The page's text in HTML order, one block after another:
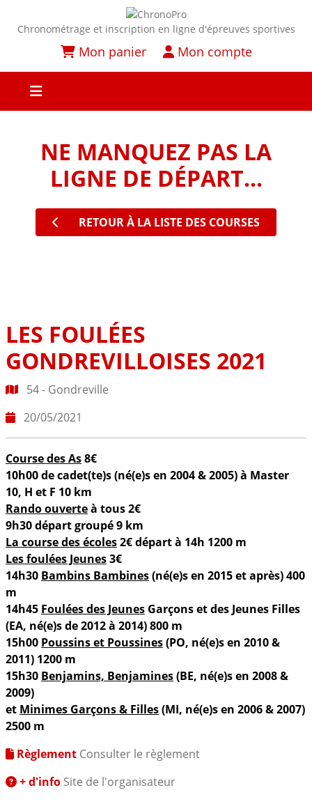
Chronométrage et inscription en ligne d'épreuves sportives
Mon panier Mon compte
NE MANQUEZ PAS LA
LIGNE DE DÉPART...
RETOUR À LA LISTE DES COURSES
LES FOULÉES
GONDREVILLOISES 2021
54 - Gondreville
20/05/2021
Course des As8€
10h00 de cadet(te)s (né(e)s en 2004 & 2005) à Master
10, H et F 10 km
Rando ouverteà tous 2€
9h30 départ groupé 9 km
La course des écoles2€ départ à 14h 1200 m
Les foulées Jeunes3€
14h30 Bambins Bambines(né(e)s en 2015 et après) 400
m
14h45 Foulées des Jeunes Garçons et des Jeunes Filles
(EA, né(e)s de 2012 à 2014) 800 m
15h00 Poussins et Poussines(PO, né(e)s en 2010 &
2011) 1200 m
15h30 Benjamins, Benjamines(BE, né(e)s en 2008 &
2009)
et Minimes Garçons & Filles(MI, né(e)s en 2006 & 2007)
2500 m
Règlement Consulter le règlement
+ d'info Site de l'organisateur